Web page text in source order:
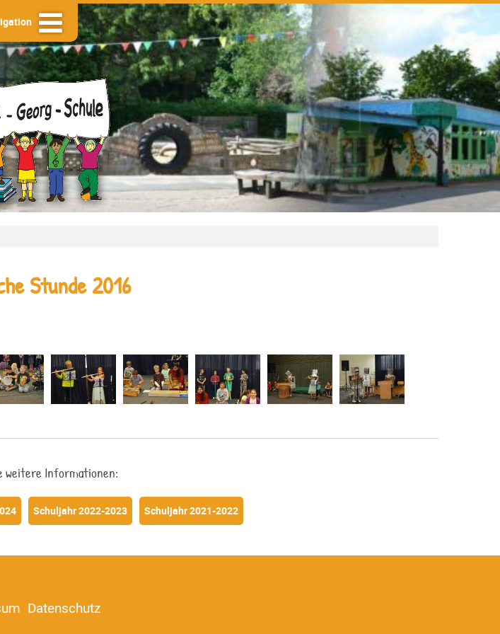
Stunde 2016
weitere Informationen:
Schuljahr 2022-2023 Schuljahr 2021-2022
Datenschutz